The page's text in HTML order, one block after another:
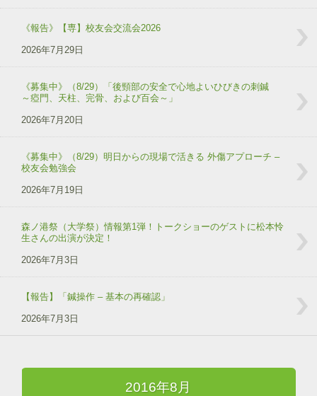
《報告》【専】校友会交流会2026
2026年7月29日
《募集中》（8/29）「後頸部の安全で心地よいひびきの刺鍼
～瘂門、天柱、完骨、および百会～」
2026年7月20日
《募集中》（8/29）明日からの現場で活きる 外傷アプローチ –
校友会勉強会
2026年7月19日
森ノ港祭（大学祭）情報第1弾！トークショーのゲストに松本怜
生さんの出演が決定！
2026年7月3日
【報告】「鍼操作 – 基本の再確認」
2026年7月3日
2016年8月